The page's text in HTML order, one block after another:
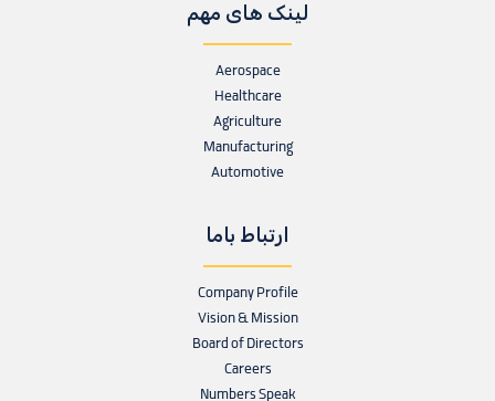
لینک های مهم
Aerospace
Healthcare
Agriculture
Manufacturing
Automotive
ارتباط باما
Company Profile
Vision & Mission
Board of Directors
Careers
Numbers Speak